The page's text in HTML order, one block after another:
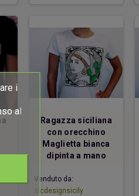
Ragazza siciliana
con orecchino
Maglietta bianca
dipinta a mano
Venduto da:
sicdesignsicily
i
al